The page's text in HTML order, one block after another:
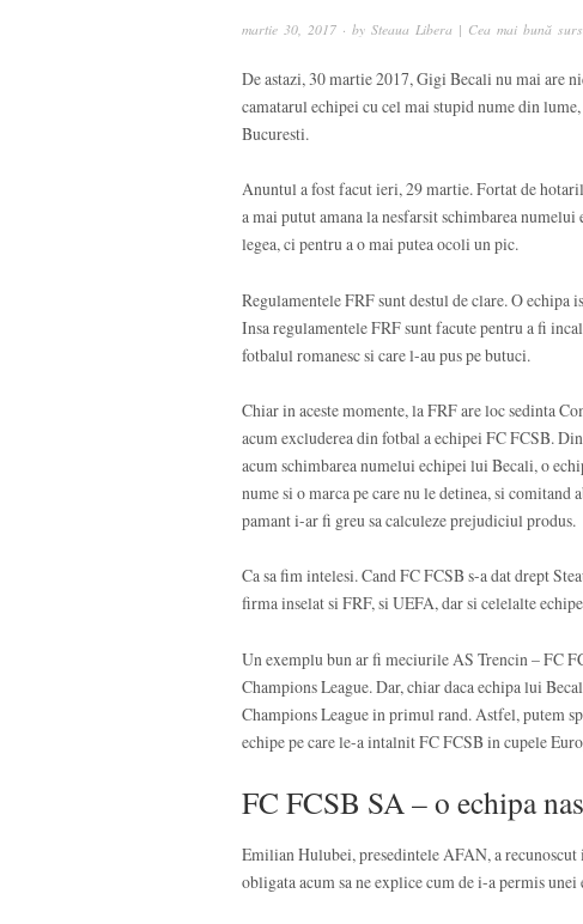
martie 30, 2017 · by Steaua Libera | Cea mai bună
De astazi, 30 martie 2017, Gigi Becali nu mai are
camatarul echipei cu cel mai stupid nume din
Bucuresti.
Anuntul a fost facut ieri, 29 martie. Fortat de
a mai putut amana la nesfarsit schimbarea numelui
legea, ci pentru a o mai putea ocoli un pic.
Regulamentele FRF sunt destul de clare. O
Insa regulamentele FRF sunt facute pentru a fi
fotbalul romanesc si care l-au pus pe butuci.
Chiar in aceste momente, la FRF are loc sedinta
acum excluderea din fotbal a echipei FC FCSB.
acum schimbarea numelui echipei lui Becali, o
nume si o marca pe care nu le detinea, si
pamant i-ar fi greu sa calculeze prejudiciul produs.
Ca sa fim intelesi. Cand FC FCSB s-a dat drept
firma inselat si FRF, si UEFA, dar si celelalte
Un exemplu bun ar fi meciurile AS Trencin – FC
Champions League. Dar, chiar daca echipa lui
Champions League in primul rand. Astfel, putem
echipe pe care le-a intalnit FC FCSB in cupele
FC FCSB SA – o echipa
Emilian Hulubei, presedintele AFAN, a
obligata acum sa ne explice cum de i-a permis